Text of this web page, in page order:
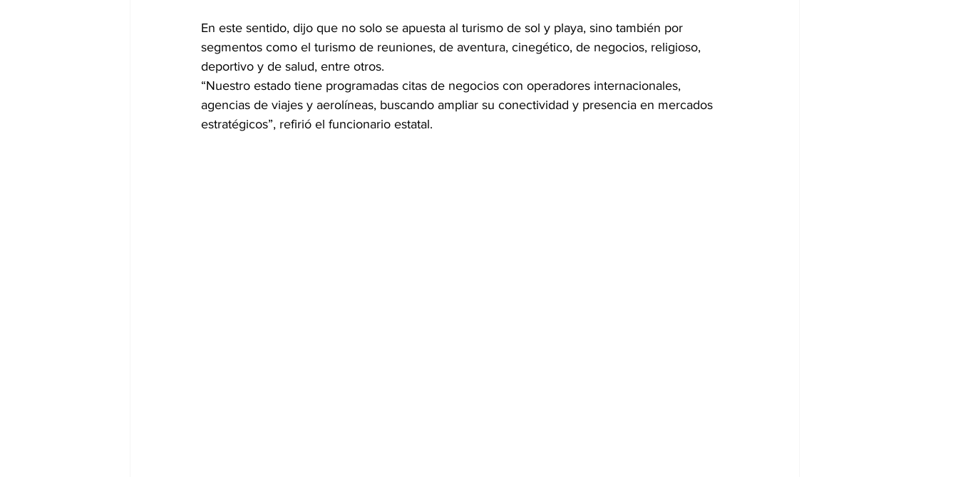
En este sentido, dijo que no solo se apuesta al turismo de sol y playa, sino también por
segmentos como el turismo de reuniones, de aventura, cinegético, de negocios, religioso,
deportivo y de salud, entre otros.
“Nuestro estado tiene programadas citas de negocios con operadores internacionales,
agencias de viajes y aerolíneas, buscando ampliar su conectividad y presencia en mercados
estratégicos”, refirió el funcionario estatal.